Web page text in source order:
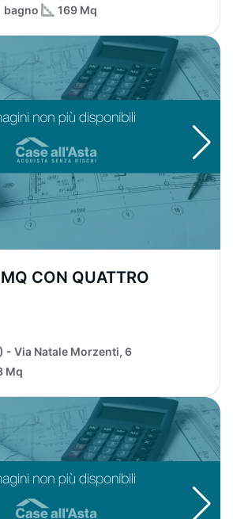
bagno 169 Mq
CON QUATTRO
- Via Natale Morzenti, 6
Mq